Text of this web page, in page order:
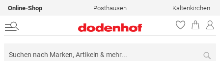
Online-Shop Posthausen Kaltenkirchen